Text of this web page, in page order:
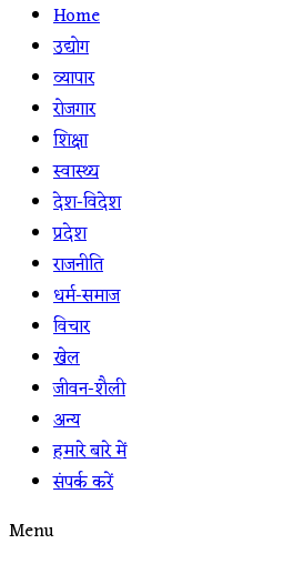
Home
उद्योग
व्यापार
रोजगार
शिक्षा
स्वास्थ्य
देश-विदेश
प्रदेश
राजनीति
धर्म-समाज
विचार
खेल
जीवन-शैली
अन्य
हमारे बारे में
संपर्क करें
Menu